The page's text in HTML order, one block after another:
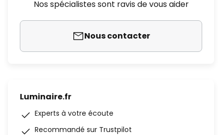
Nos spécialistes sont ravis de vous aider
Nous contacter
Luminaire.fr
Experts à votre écoute
Recommandé sur Trustpilot